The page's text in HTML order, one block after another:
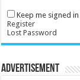
Keep me signed in
Register
Lost Password
Advertisement